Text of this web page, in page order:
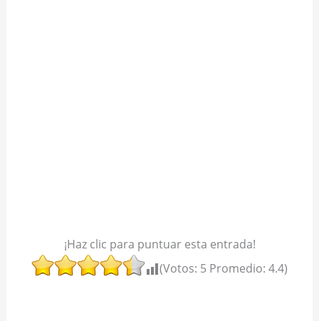
¡Haz clic para puntuar esta entrada!
(Votos: 5 Promedio: 4.4)